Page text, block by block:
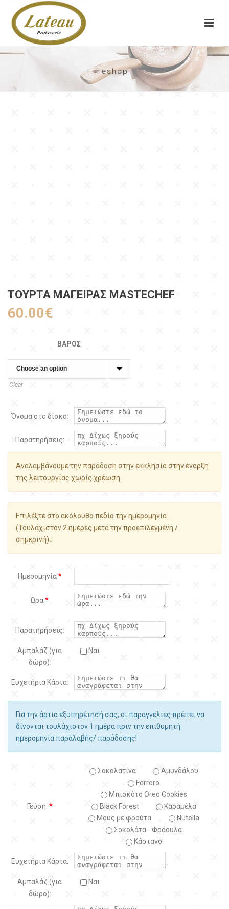
eshop
ΤΟΥΡΤΑ ΜΑΓΕΙΡΑΣ MASTECHEF
60.00€
ΒΆΡΟΣ
Clear
Όνομα στο δίσκο:
Παρατηρήσεις:
Αναλαμβάνουμε την παράδοση στην εκκλησία στην έναρξη
της λειτουργίας χωρίς χρέωση.
Επιλέξτε στο ακόλουθο πεδίο την ημερομηνία.
(Τουλάχιστον 2 ημέρες μετά την προεπιλεγμένη /
σημερινή)↓
Ημερομηνία*
Ώρα*
Παρατηρήσεις:
Αμπαλάζ (για
δώρο):
Ναι
Ευχετήρια Κάρτα:
Για την άρτια εξυπηρέτησή σας, οι παραγγελίες πρέπει να
δίνονται τουλάχιστον 1 ημέρα πριν την επιθυμητή
ημερομηνία παραλαβής/ παράδοσης!
Γεύση: *
Σοκολατίνα
Αμυγδάλου
Ferrero
Μπισκότο Oreo Cookies
Black Forest
Kαραμέλα
Μους με φρούτα
Nutella
Σοκολάτα - Φράουλα
Κάστανο
Ευχετήρια Κάρτα:
Αμπαλάζ (για
δώρο):
Ναι